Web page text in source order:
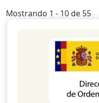
Mostrando 1 - 10 de 55